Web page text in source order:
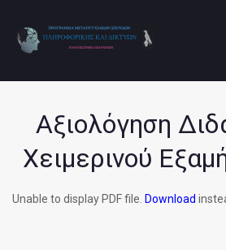
Αξιολόγηση
Χειμερινού
Unable to display PDF file. Download